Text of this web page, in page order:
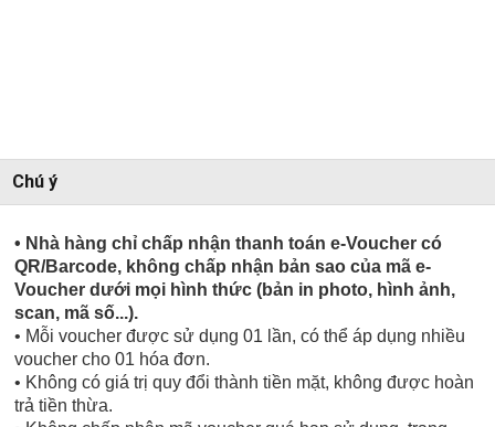
Chú ý
• Nhà hàng chỉ chấp nhận thanh toán e-Voucher có
QR/Barcode, không chấp nhận bản sao của mã e-
Voucher dưới mọi hình thức (bản in photo, hình ảnh,
scan, mã số...).
• Mỗi voucher được sử dụng 01 lần, có thể áp dụng nhiều
voucher cho 01 hóa đơn.
• Không có giá trị quy đổi thành tiền mặt, không được hoàn
trả tiền thừa.